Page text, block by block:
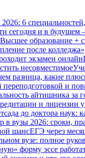
6
сегодня и в
Высшее образование +
после
экзамен онлайн
несовместимое
разница, какие
и
айтишника за
и лицензии у
до доктора наук:
в вузы 2026: сроки,
шансЕГЭ через
вузе: полное
форму эссе